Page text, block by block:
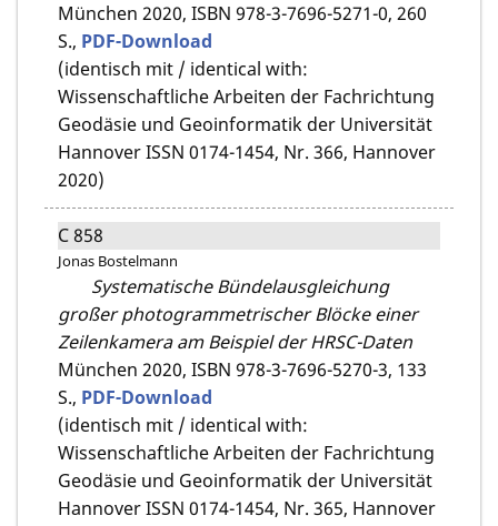
München 2020, ISBN 978-3-7696-5271-0, 260
S., PDF-Download
(identisch mit / identical with:
Wissenschaftliche Arbeiten der Fachrichtung
Geodäsie und Geoinformatik der Universität
Hannover ISSN 0174-1454, Nr. 366, Hannover
2020)
C 858
Jonas Bostelmann
Systematische Bündelausgleichung
großer photogrammetrischer Blöcke einer
Zeilenkamera am Beispiel der HRSC-Daten
München 2020, ISBN 978-3-7696-5270-3, 133
S., PDF-Download
(identisch mit / identical with:
Wissenschaftliche Arbeiten der Fachrichtung
Geodäsie und Geoinformatik der Universität
Hannover ISSN 0174-1454, Nr. 365, Hannover